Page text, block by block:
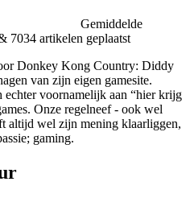
Gemiddelde
7034 artikelen geplaatst
Donkey Kong Country: Diddy
van zijn eigen gamesite.
echter voornamelijk aan “hier krijg
Onze regelneef - ook wel
altijd wel zijn mening klaarliggen,
gaming.